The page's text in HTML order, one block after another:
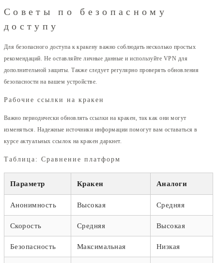
Советы по безопасному
доступу
Для безопасного доступа к кракену важно соблюдать несколько простых
рекомендаций. Не оставляйте личные данные и используйте VPN для
дополнительной защиты. Также следует регулярно проверять обновления
безопасности на вашем устройстве.
Рабочие ссылки на кракен
Важно периодически обновлять ссылки на кракен, так как они могут
изменяться. Надежные источники информации помогут вам оставаться в
курсе актуальных ссылок на кракен даркнет.
Таблица: Сравнение платформ
Параметр Кракен Аналоги
Анонимность Высокая Средняя
Скорость Средняя Высокая
Безопасность Максимальная Низкая